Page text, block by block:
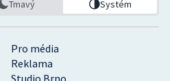
Pro média
Reklama
Studio Brno
Tmavý Systém